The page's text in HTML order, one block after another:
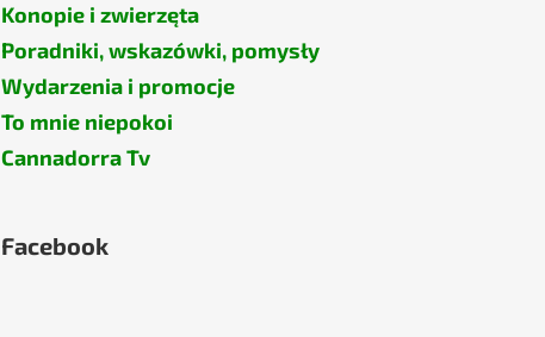
Konopie i zwierzęta
Poradniki, wskazówki, pomysły
Wydarzenia i promocje
To mnie niepokoi
Cannadorra Tv
Facebook